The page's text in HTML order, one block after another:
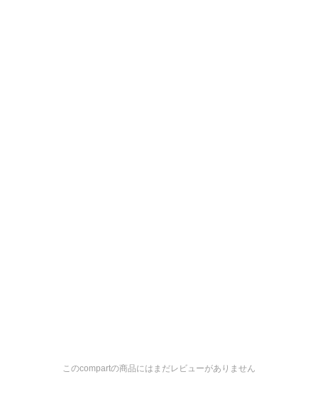
このcompartの商品にはまだレビューがありません